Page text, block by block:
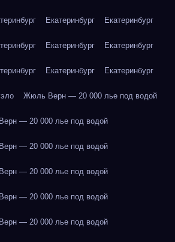
Екатеринбург Екатеринбург
Екатеринбург Екатеринбург
Екатеринбург Екатеринбург
Жюль Верн — 20 000 лье под водой
— 20 000 лье под водой
— 20 000 лье под водой
— 20 000 лье под водой
— 20 000 лье под водой
— 20 000 лье под водой